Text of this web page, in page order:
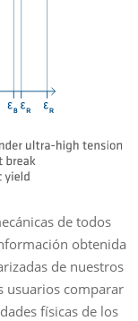
de todos
obtenida
de nuestros
usuarios comparar
físicas de los